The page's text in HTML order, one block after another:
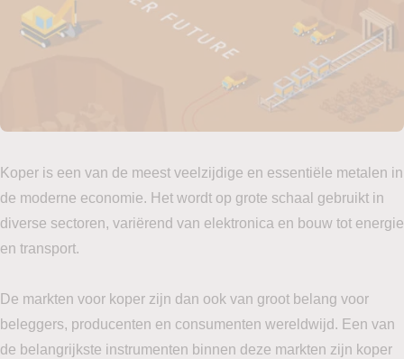
Koper is een van de meest veelzijdige en essentiële metalen in
de moderne economie. Het wordt op grote schaal gebruikt in
diverse sectoren, variërend van elektronica en bouw tot energie
en transport.
De markten voor koper zijn dan ook van groot belang voor
beleggers, producenten en consumenten wereldwijd. Een van
de belangrijkste instrumenten binnen deze markten zijn koper